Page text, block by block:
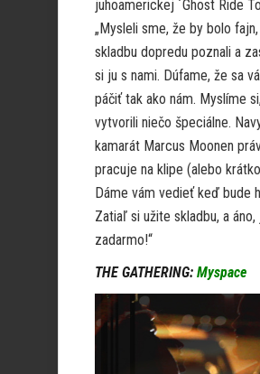
juhoamerickej ´Ghost Ride
„Mysleli sme, že by bolo
skladbu dopredu poznali a
si ju s nami. Dúfame, že sa
páčiť tak ako nám. Myslíme
vytvorili niečo špeciálne.
kamarát Marcus Moonen
pracuje na klipe (alebo
Dáme vám vedieť keď bude
Zatiaľ si užite skladbu, a áno,
zadarmo!“
THE GATHERING: Myspace